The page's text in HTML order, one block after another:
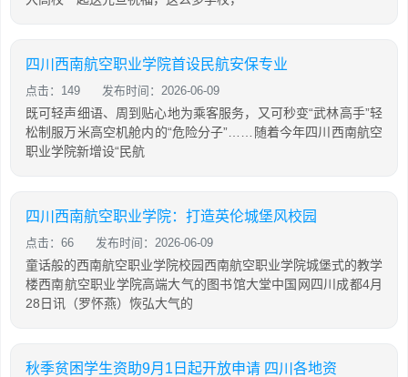
四川西南航空职业学院首设民航安保专业
点击：149 发布时间：2026-06-09
既可轻声细语、周到贴心地为乘客服务，又可秒变“武林高手”轻
松制服万米高空机舱内的“危险分子”……随着今年四川西南航空
职业学院新增设“民航
四川西南航空职业学院：打造英伦城堡风校园
点击：66 发布时间：2026-06-09
童话般的西南航空职业学院校园西南航空职业学院城堡式的教学
楼西南航空职业学院高端大气的图书馆大堂中国网四川成都4月
28日讯（罗怀燕）恢弘大气的
秋季贫困学生资助9月1日起开放申请 四川各地资